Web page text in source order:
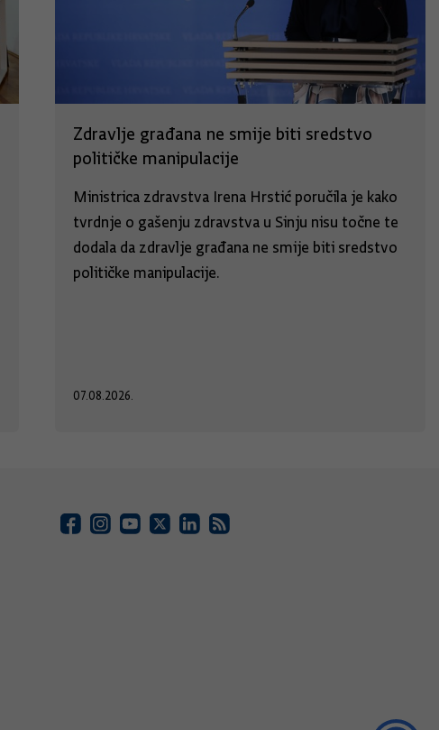
Zdravlje građana ne smije biti sredstvo
političke manipulacije
Ministrica zdravstva Irena Hrstić poručila je kako
tvrdnje o gašenju zdravstva u Sinju nisu točne te
dodala da zdravlje građana ne smije biti sredstvo
političke manipulacije.
07.08.2026.